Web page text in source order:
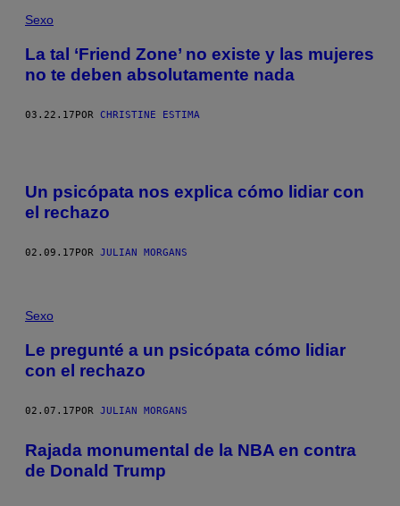
Sexo
La tal ‘Friend Zone’ no existe y las mujeres
no te deben absolutamente nada
03.22.17POR CHRISTINE ESTIMA
Un psicópata nos explica cómo lidiar con
el rechazo
02.09.17 POR JULIAN MORGANS
Sexo
Le pregunté a un psicópata cómo lidiar
con el rechazo
02.07.17POR JULIAN MORGANS
Rajada monumental de la NBA en contra
de Donald Trump